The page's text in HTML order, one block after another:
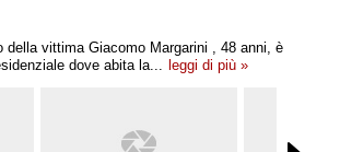
vittima Giacomo Margarini , 48 anni, è
dove abita la... leggi di più »